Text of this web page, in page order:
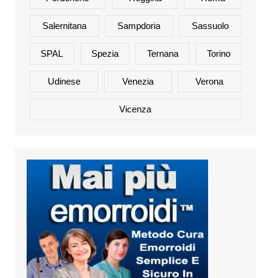
Salernitana Sampdoria Sassuolo
SPAL Spezia Ternana Torino
Udinese Venezia Verona
Vicenza